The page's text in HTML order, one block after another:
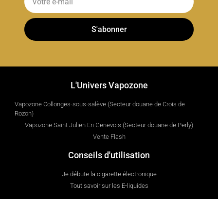
S'abonner
L'Univers Vapozone
Vapozone Collonges-sous-salève (Secteur douane de Crois de
Rozon)
Vapozone Saint Julien En Genevois (Secteur douane de Perly)
Vente Flash
Conseils d'utilisation
Je débute la cigarette électronique
Tout savoir sur les E-liquides